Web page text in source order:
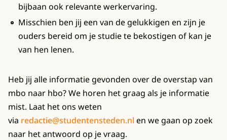
bijbaan ook relevante werkervaring.
Misschien ben jij een van de gelukkigen en zijn je
ouders bereid om je studie te bekostigen of kan je
van hen lenen.
Heb jij alle informatie gevonden over de overstap van
mbo naar hbo? We horen het graag als je informatie
mist. Laat het ons weten
via redactie@studentensteden.nl en we gaan op zoek
naar het antwoord op je vraag.